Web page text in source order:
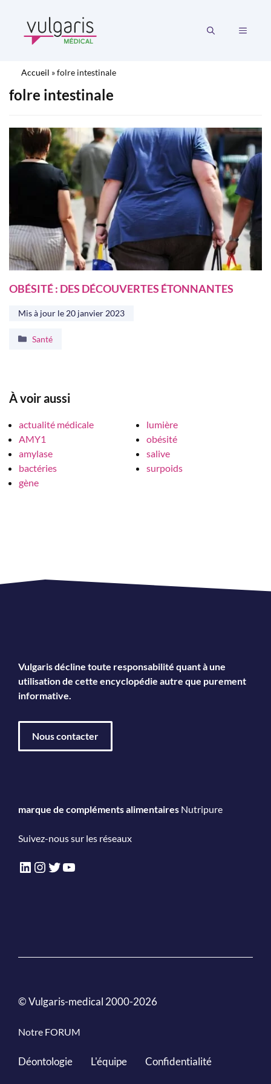
contenu
MENU
Accueil »folre intestinale
folre intestinale
OBÉSITÉ : DES DÉCOUVERTES ÉTONNANTES
Mis à jour le 20 janvier 2023
Catégories
Santé
À voir aussi
actualité médicale
AMY1
amylase
bactéries
gène
lumière
obésité
salive
surpoids
Vulgaris décline toute responsabilité quant à une
utilisation de cette encyclopédie autre que purement
informative.
Nous contacter
marque de compléments alimentaires Nutripure
Suivez-nous sur les réseaux
LinkedIn
Instagram
Twitter
YouTube
© Vulgaris-medical 2000-2026
Notre FORUM
Déontologie L'équipe Confidentialité